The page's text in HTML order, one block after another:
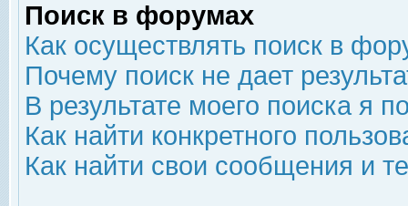
Поиск в форумах
Как осуществлять поиск в
Почему поиск не дает
В результате моего поиска я
Как найти конкретного
Как найти свои сообщения и